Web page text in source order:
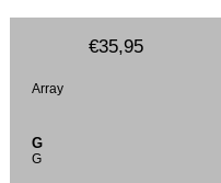
€35,95
Array
G
G